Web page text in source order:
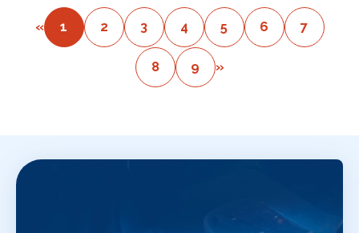
« 1 2 3 4 5 6 7
8 9 »